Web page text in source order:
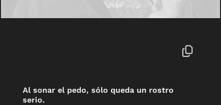
Al sonar el pedo, sólo queda un rostro
serio.